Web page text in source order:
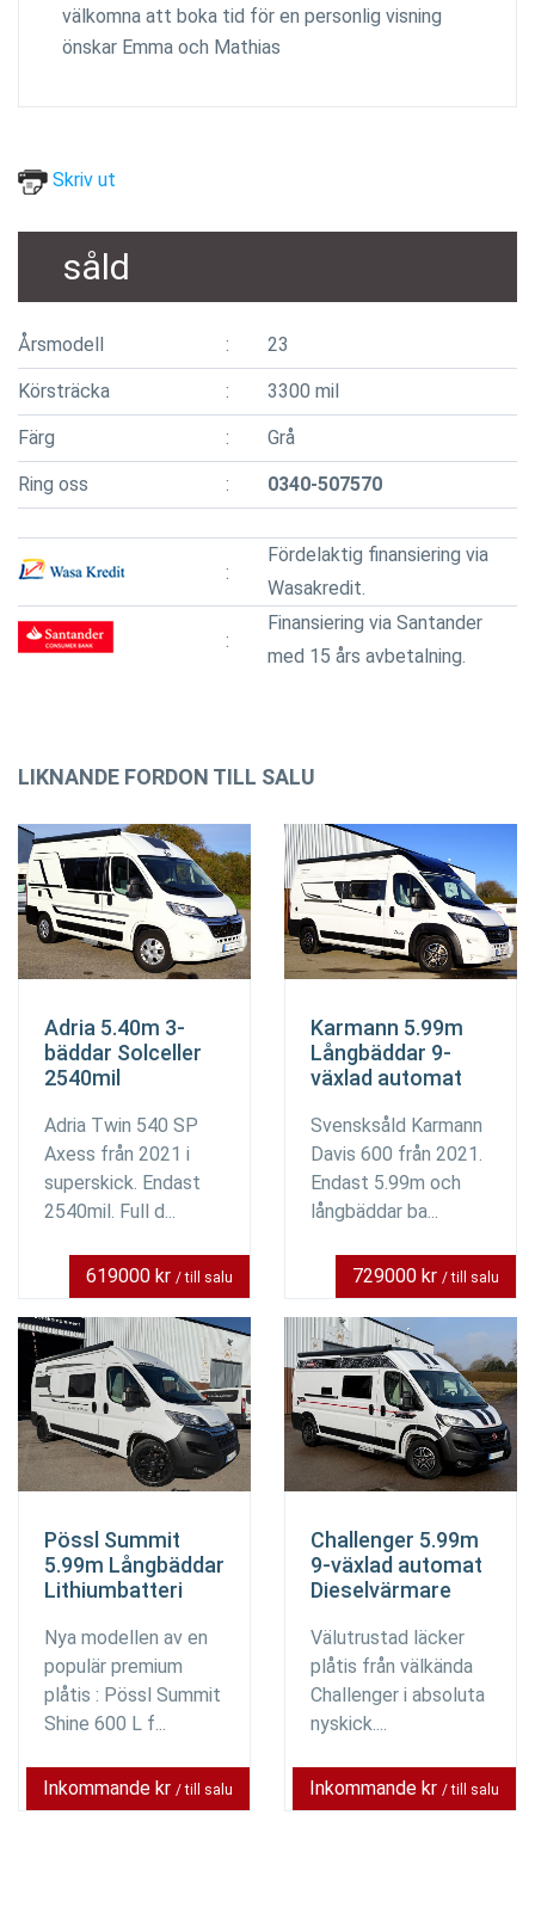
välkomna att boka tid för en personlig visning
önskar Emma och Mathias
Skriv ut
såld
Årsmodell 23
Körsträcka 3300 mil
Färg Grå
Ring oss 0340-507570
Fördelaktig finansiering via
Wasakredit.
Finansiering via Santander
med 15 års avbetalning.
LIKNANDE FORDON TILL SALU
Adria 5.40m 3-
bäddar Solceller
2540mil
Adria Twin 540 SP
Axess från 2021 i
superskick. Endast
2540mil. Full d...
619000 kr / till salu
Karmann 5.99m
Långbäddar 9-
växlad automat
Svensksåld Karmann
Davis 600 från 2021.
Endast 5.99m och
långbäddar ba...
729000 kr / till salu
Pössl Summit
5.99m Långbäddar
Lithiumbatteri
Nya modellen av en
populär premium
plåtis : Pössl Summit
Shine 600 L f...
Inkommande kr / till salu
Challenger 5.99m
9-växlad automat
Dieselvärmare
Välutrustad läcker
plåtis från välkända
Challenger i absoluta
nyskick....
Inkommande kr / till salu